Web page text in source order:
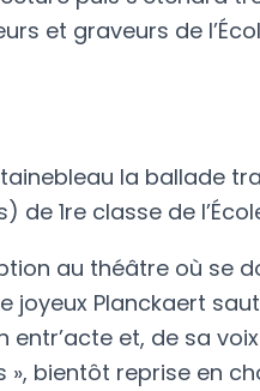
et graveurs de
la ballade
de 1reclasse de
au théâtre où se
joyeux Planckaert
entr’acte et, de sa
», bientôt reprise en